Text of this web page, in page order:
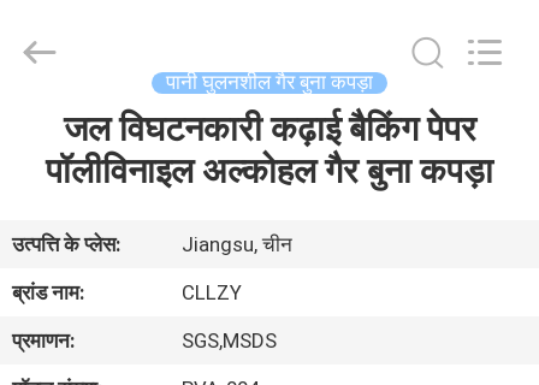
हमारे
बारे
Materials
पानी घुलनशील गैर बुना कपड़ा
जल विघटनकारी कढ़ाई बैकिंग पेपर
पॉलीविनाइल अल्कोहल गैर बुना कपड़ा
उत्पत्ति के प्लेस:
Jiangsu, चीन
ब्रांड नाम:
CLLZY
प्रमाणन:
SGS,MSDS